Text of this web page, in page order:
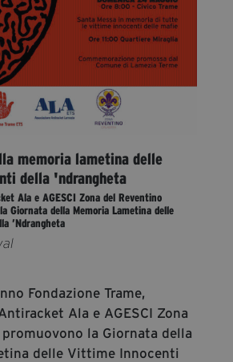
memoria lametina delle
della 'ndrangheta
Ala e AGESCI Zona del Reventino
Giornata della Memoria Lametina delle
’Ndrangheta
Fondazione Trame,
Ala e AGESCI Zona
la Giornata della
delle Vittime Innocenti